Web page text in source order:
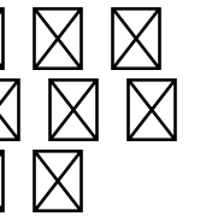
및 진
수 있